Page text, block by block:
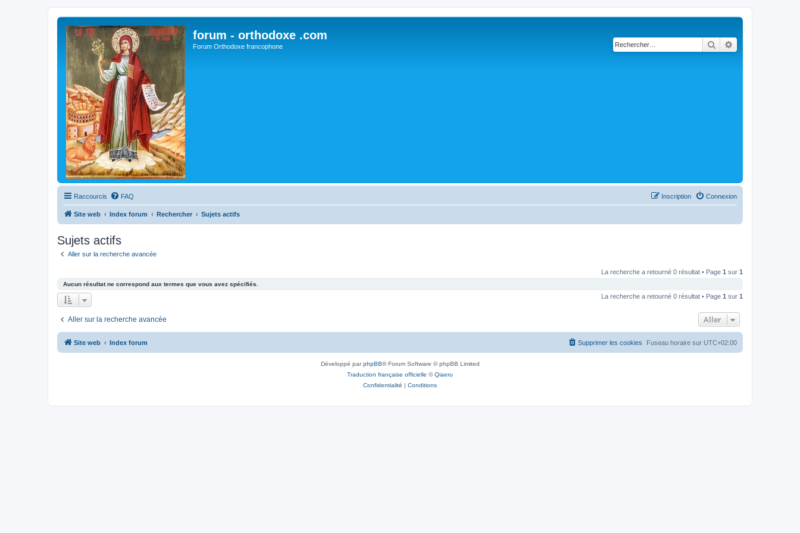
forum - orthodoxe .com
Forum Orthodoxe francophone Rechercher
Raccourcis FAQ Connexion
Inscription
Site web Index forum Rechercher Sujets actifs
Sujets actifs
Aller sur la recherche avancée
La recherche a retourné 0 résultat • Page 1 sur 1
Aucun résultat ne correspond aux termes que vous avez spécifiés.
La recherche a retourné 0 résultat • Page 1 sur 1
Aller sur la recherche avancée Aller
Site web Index forum Fuseau horaire sur UTC+02:00
Supprimer les cookies
Développé parphpBB® Forum Software © phpBB Limited
Traduction française officielle ©Qiaeru
Confidentialité | Conditions